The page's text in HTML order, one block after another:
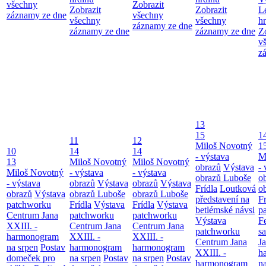
všechny
záznamy ze dne
Zobrazit
všechny
záznamy ze dne
Zobrazit
všechny
záznamy ze dne
Zobrazit
všechny
záznamy ze dne
10
13
Miloš Novotný
- výstava
obrazů Výstava
patchworku
Centrum Jana
XXIII. -
harmonogram
na srpen Postav
domeček pro
11
14
Miloš Novotný
- výstava
obrazů Výstava
obrazů Luboše
Frídla Výstava
patchworku
Centrum Jana
XXIII. -
harmonogram
na srpen Postav
12
14
Miloš Novotný
- výstava
obrazů Výstava
obrazů Luboše
Frídla Výstava
patchworku
Centrum Jana
XXIII. -
harmonogram
na srpen Postav
13
15
Miloš Novotný
- výstava
obrazů Výstava
obrazů Luboše
Frídla Loutková
představení na
betlémské návsi
Výstava
patchworku
Centrum Jana
XXIII. -
harmonogram
-